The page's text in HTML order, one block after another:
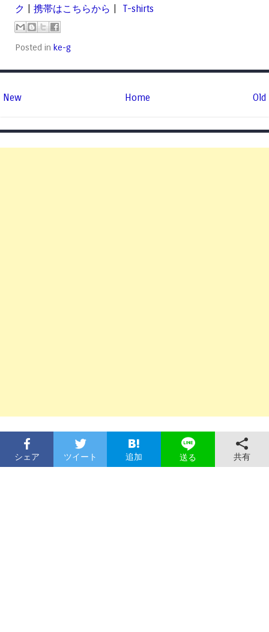
ク 携帯はこちらから T-shirts
Posted in ke-g
New Old
Home
シェア ツイート 追加 送る 共有